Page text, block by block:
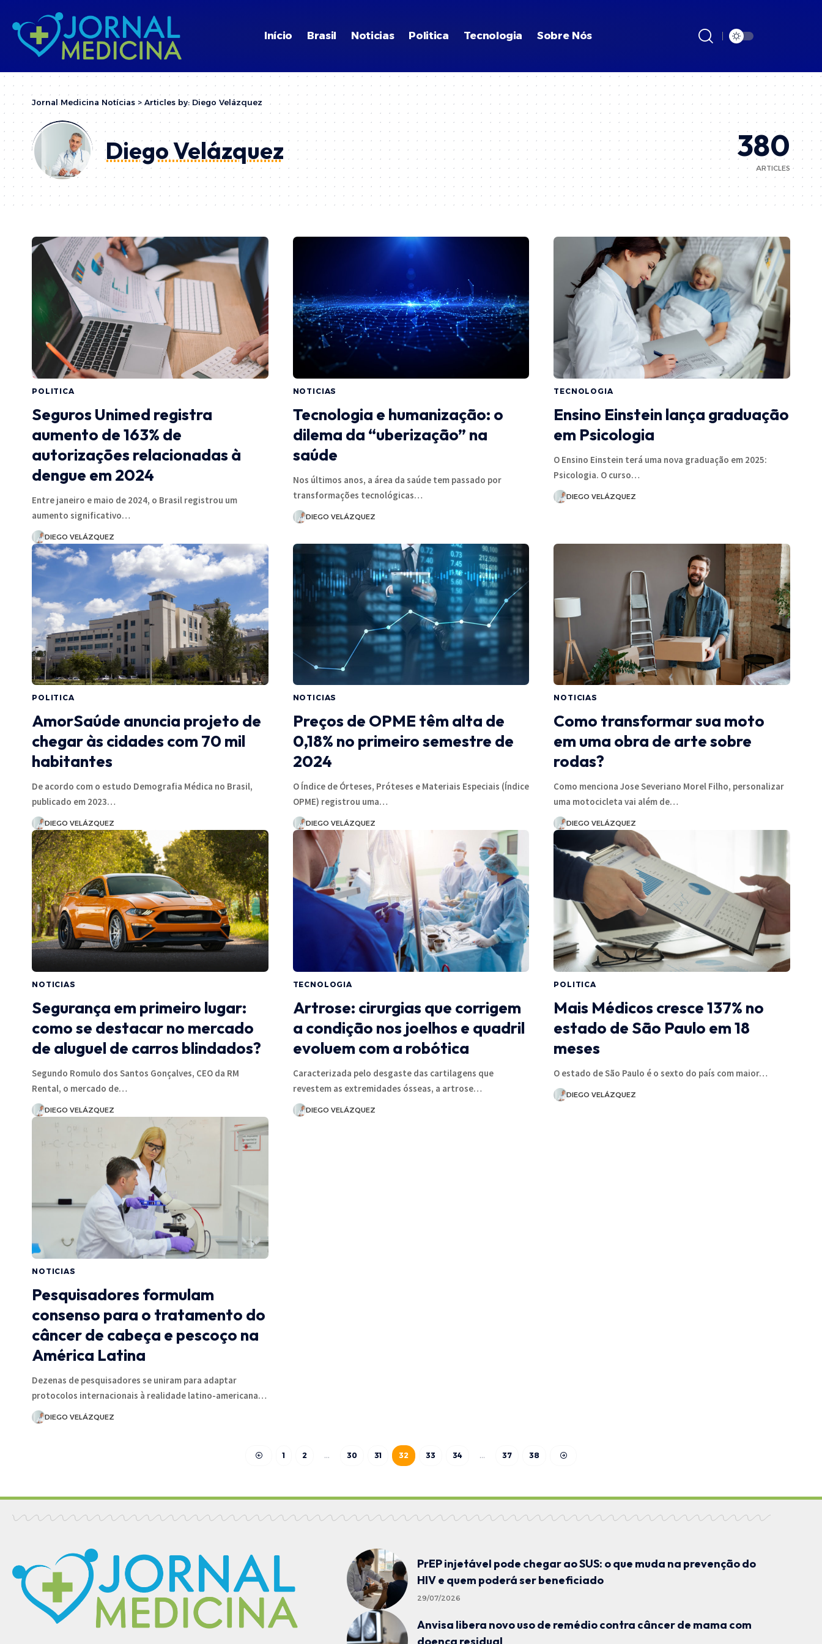
Início Brasil Noticias Politica Tecnologia Sobre Nós
Jornal Medicina Notícias >Articles by: Diego Velázquez
Diego Velázquez 380
ARTICLES
POLITICA
Seguros Unimed registra
aumento de 163% de
autorizações relacionadas à
dengue em 2024
Entre janeiro e maio de 2024, o Brasil registrou um
aumento significativo…
DIEGO VELÁZQUEZ
NOTICIAS
Tecnologia e humanização: o
dilema da “uberização” na
saúde
Nos últimos anos, a área da saúde tem passado por
transformações tecnológicas…
DIEGO VELÁZQUEZ
TECNOLOGIA
Ensino Einstein lança graduação
em Psicologia
O Ensino Einstein terá uma nova graduação em 2025:
Psicologia. O curso…
DIEGO VELÁZQUEZ
POLITICA
AmorSaúde anuncia projeto de
chegar às cidades com 70 mil
habitantes
De acordo com o estudo Demografia Médica no Brasil,
publicado em 2023…
DIEGO VELÁZQUEZ
NOTICIAS
Preços de OPME têm alta de
0,18% no primeiro semestre de
2024
O Índice de Órteses, Próteses e Materiais Especiais (Índice
OPME) registrou uma…
DIEGO VELÁZQUEZ
NOTICIAS
Como transformar sua moto
em uma obra de arte sobre
rodas?
Como menciona Jose Severiano Morel Filho, personalizar
uma motocicleta vai além de…
DIEGO VELÁZQUEZ
NOTICIAS
Segurança em primeiro lugar:
como se destacar no mercado
de aluguel de carros blindados?
Segundo Romulo dos Santos Gonçalves, CEO da RM
Rental, o mercado de…
DIEGO VELÁZQUEZ
TECNOLOGIA
Artrose: cirurgias que corrigem
a condição nos joelhos e quadril
evoluem com a robótica
Caracterizada pelo desgaste das cartilagens que
revestem as extremidades ósseas, a artrose…
DIEGO VELÁZQUEZ
POLITICA
Mais Médicos cresce 137% no
estado de São Paulo em 18
meses
O estado de São Paulo é o sexto do país com maior…
DIEGO VELÁZQUEZ
NOTICIAS
Pesquisadores formulam
consenso para o tratamento do
câncer de cabeça e pescoço na
América Latina
Dezenas de pesquisadores se uniram para adaptar
protocolos internacionais à realidade latino-americana…
DIEGO VELÁZQUEZ
1 2 … 30 31 32 33 34 … 37 38
PrEP injetável pode chegar ao SUS: o que muda na prevenção do
HIV e quem poderá ser beneficiado
29/07/2026
Anvisa libera novo uso de remédio contra câncer de mama com
doença residual